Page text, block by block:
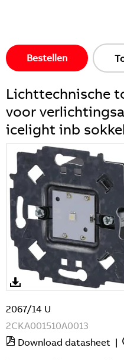
Bestellen
Lichttechnische
voor
icelight inb
2067/14 U
2CKA001510A0013
Download datasheet |